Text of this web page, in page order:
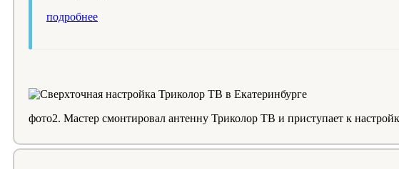
подробнее
фото2. Мастер смонтировал антенну Триколор ТВ и приступает к